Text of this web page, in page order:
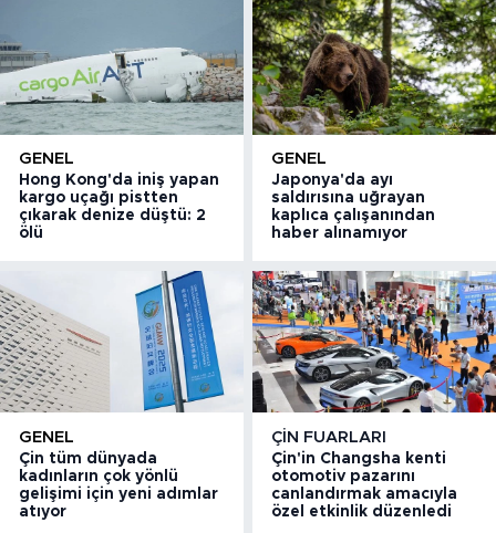
GENEL
Hong Kong'da iniş yapan
kargo uçağı pistten
çıkarak denize düştü: 2
ölü
GENEL
Japonya'da ayı
saldırısına uğrayan
kaplıca çalışanından
haber alınamıyor
GENEL
Çin tüm dünyada
kadınların çok yönlü
gelişimi için yeni adımlar
atıyor
ÇIN FUARLARI
Çin'in Changsha kenti
otomotiv pazarını
canlandırmak amacıyla
özel etkinlik düzenledi